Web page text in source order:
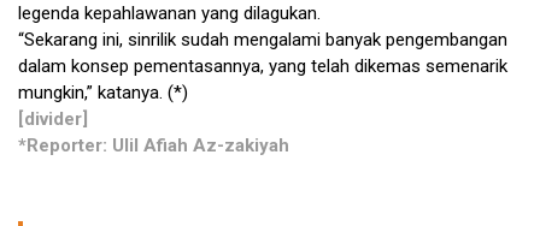
legenda kepahlawanan yang dilagukan.
“Sekarang ini, sinrilik sudah mengalami banyak pengembangan
dalam konsep pementasannya, yang telah dikemas semenarik
mungkin,” katanya. (*)
[divider]
*Reporter: Ulil Afiah Az-zakiyah